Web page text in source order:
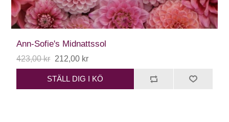
Ann-Sofie's Midnattssol
423,00 kr 212,00 kr
STÄLL DIG I KÖ